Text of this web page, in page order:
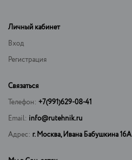
Личный кабинет
Вход
Регистрация
Связаться
Телефон: +7(991)629-08-41
Email: info@rutehnik.ru
Адрес: г. Москва, Ивана Бабушкина 16А